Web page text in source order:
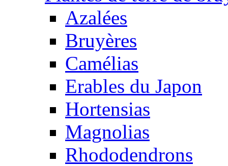
Azalées
Bruyères
Camélias
Erables du Japon
Hortensias
Magnolias
Rhododendrons